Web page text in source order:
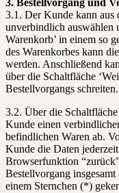
3. Bestellvorgang und
3.1. Der Kunde kann aus
unverbindlich auswählen
Warenkorb’ in einem so
des Warenkorbes kann
werden. Anschließend
über die Schaltfläche
Bestellvorgangs schreiten.
3.2. Über die
Kunde einen
befindlichen Waren ab.
Kunde die Daten
Browserfunktion
Bestellvorgang
einem Sternchen (*)